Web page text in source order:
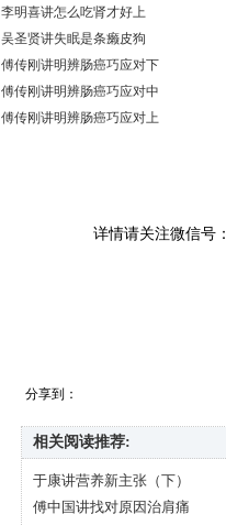
李明喜讲怎么吃肾才好上
吴圣贤讲失眠是条癞皮狗
傅传刚讲明辨肠癌巧应对下
傅传刚讲明辨肠癌巧应对中
傅传刚讲明辨肠癌巧应对上
详情请关注微信号：
分享到：
相关阅读推荐:
于康讲营养新主张（下）
傅中国讲找对原因治肩痛